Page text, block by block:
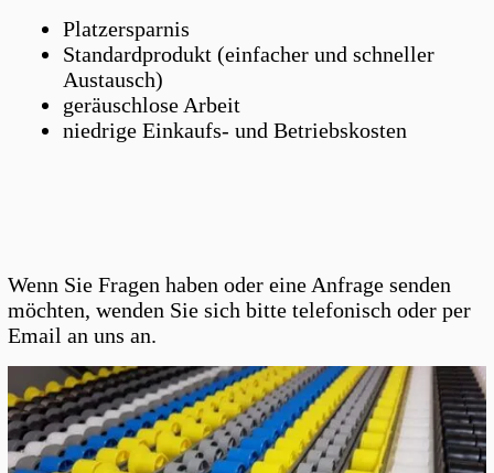
Platzersparnis
Standardprodukt (einfacher und schneller
Austausch)
geräuschlose Arbeit
niedrige Einkaufs- und Betriebskosten
Wenn Sie Fragen haben oder eine Anfrage senden
möchten, wenden Sie sich bitte telefonisch oder per
Email an uns an.